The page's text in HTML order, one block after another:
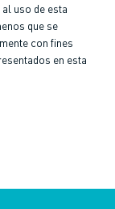
uso de esta
que se
con fines
en esta